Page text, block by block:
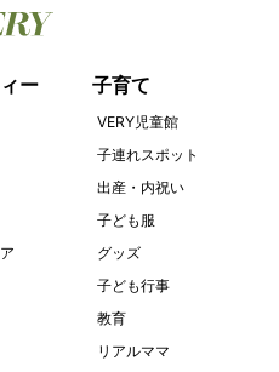
ー 子育て
VERY児童館
子連れスポット
出産・内祝い
子ども服
グッズ
子ども行事
教育
リアルママ